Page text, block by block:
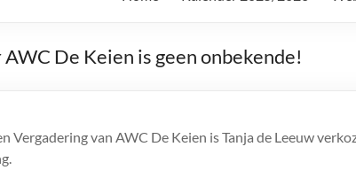
De Keien is geen onbekende!
Vergadering van AWC De Keien is Tanja de Leeuw